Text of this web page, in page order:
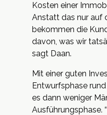
Kosten einer
Anstatt das nur auf
bekommen die
davon, was wir
sagt Daan.
Mit einer guten
Entwurfsphase
es dann weniger
Ausführungsphase.